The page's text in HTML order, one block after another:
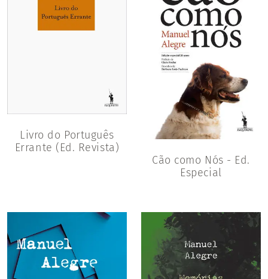
Livro do Português
Errante (Ed. Revista)
Cão como Nós - Ed.
Especial